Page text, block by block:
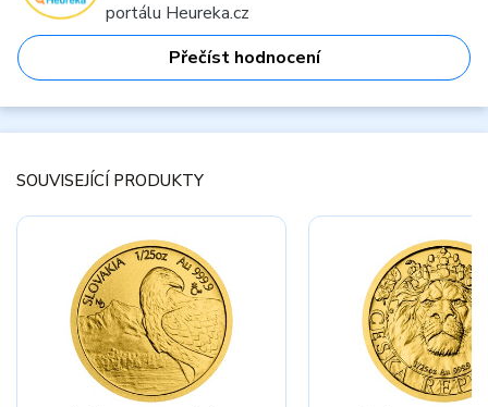
portálu Heureka.cz
Přečíst hodnocení
SOUVISEJÍCÍ PRODUKTY